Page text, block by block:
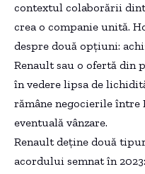
contextul colaborării
crea o companie unită.
despre două opțiuni:
Renault sau o ofertă din
în vedere lipsa de
rămâne negocierile între
eventuală vânzare.
Renault deține două
acordului semnat în